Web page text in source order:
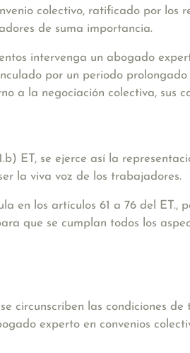
colectivo, ratificado por los
de suma importancia.
intervenga un abogado
por un periodo
a la negociación colectiva, sus
ET, se ejerce así la
la viva voz de los trabajadores.
en los artículos 61 a 76 del
que se cumplan todos los
circunscriben las condiciones
experto en convenios